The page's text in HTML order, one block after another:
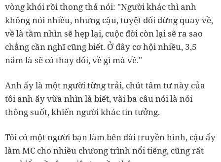
vòng khói rồi thong thả nói: "Người khác thì anh
không nói nhiều, nhưng cậu, tuyệt đối đừng quay về,
về là tầm nhìn sẽ hẹp lại, cuộc đời còn lại sẽ ra sao
chẳng cần nghĩ cũng biết. Ở đây cơ hội nhiều, 3,5
năm là sẽ có thay đổi, về gì mà về."
Anh ấy là một người từng trải, chút tâm tư này của
tôi anh ấy vừa nhìn là biết, vài ba câu nói là nói
thông suốt, khiến người khác tin tưởng.
Tôi có một người bạn làm bên đài truyền hình, cậu ấy
làm MC cho nhiều chương trình nổi tiếng, cũng rất